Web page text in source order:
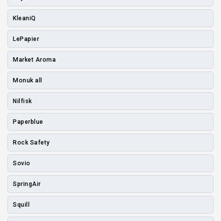
KleaniQ
LePapier
Market Aroma
Monuk all
Nilfisk
Paperblue
Rock Safety
Sovio
SpringAir
Squill